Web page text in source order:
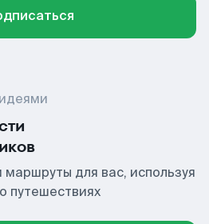
для вас, используя
путешествиях